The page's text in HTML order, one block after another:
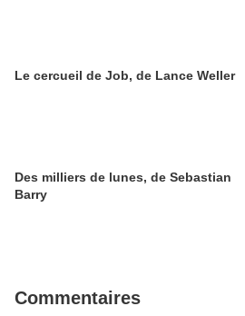
Le cercueil de Job, de Lance Weller
Des milliers de lunes, de Sebastian
Barry
Commentaires